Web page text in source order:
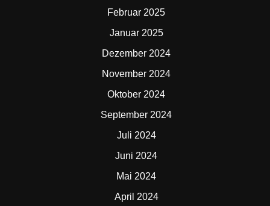
Februar 2025
Januar 2025
Dezember 2024
November 2024
Oktober 2024
September 2024
Juli 2024
Juni 2024
Mai 2024
April 2024